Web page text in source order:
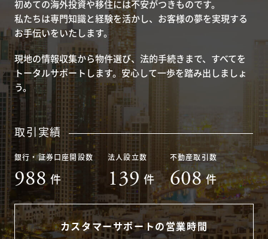
初めての海外投資や移住には不安がつきものです。
私たちは専門知識と経験を活かし、お客様の夢を実現する
お手伝いをいたします。
現地の情報収集から物件選び、法的手続きまで、すべてを
トータルサポートします。安心して一歩を踏み出しましょ
う。
取引実績
銀行・証券口座開設数
988 件
法人設立数
139 件
不動産取引数
608 件
カスタマーサポートの営業時間